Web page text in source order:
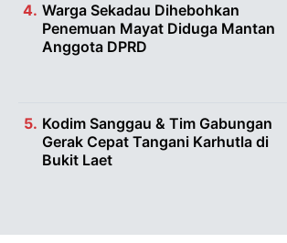
Warga Sekadau Dihebohkan
Penemuan Mayat Diduga Mantan
Anggota DPRD
Kodim Sanggau & Tim Gabungan
Gerak Cepat Tangani Karhutla di
Bukit Laet